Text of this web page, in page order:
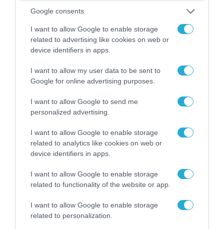
Google consents
I want to allow Google to enable storage
related to advertising like cookies on web or
device identifiers in apps.
I want to allow my user data to be sent to
Google for online advertising purposes.
I want to allow Google to send me
personalized advertising.
I want to allow Google to enable storage
related to analytics like cookies on web or
device identifiers in apps.
I want to allow Google to enable storage
related to functionality of the website or app.
I want to allow Google to enable storage
related to personalization.
αντεπίθεση στο Κολομίγτσι: Δείτε το πριν & το
μετά της προσπάθειάς τους (βίντεο)
«Η απόλυτη τραγωδία»: Η «αιχμηρή» ανάρτηση
του Αρκά για τα τατουάζ (φωτο)